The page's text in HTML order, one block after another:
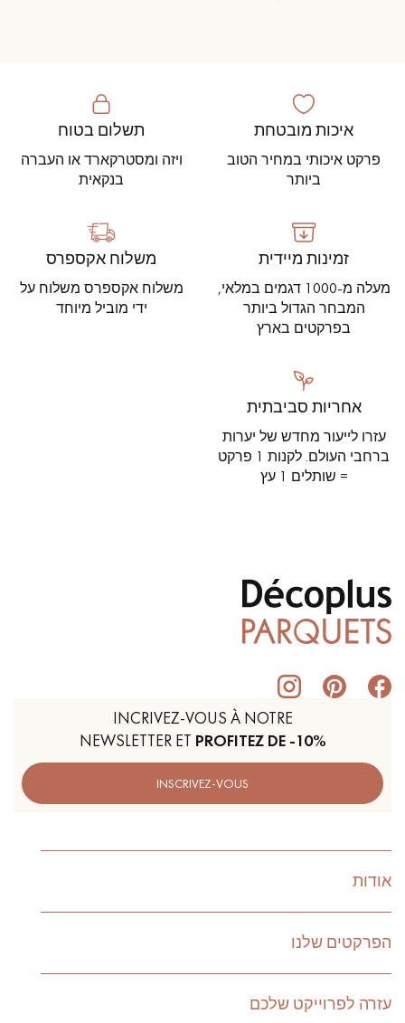
איכות מובטחת
פרקט איכותי במחיר הטוב
ביותר
תשלום בטוח
ויזה ומסטרקארד או העברה
בנקאית
זמינות מיידית
מעלה מ-1000 דגמים במלאי,
המבחר הגדול ביותר
בפרקטים בארץ
משלוח אקספרס
משלוח אקספרס משלוח על
ידי מוביל מיוחד
אחריות סביבתית
עזרו לייעור מחדש של יערות
ברחבי העולם. לקנות 1 פרקט
= שותלים 1 עץ
INCRIVEZ-VOUS À NOTRE
NEWSLETTER ET PROFITEZ DE -10%
INSCRIVEZ-VOUS
אודות
הפרקטים שלנו
עזרה לפרוייקט שלכם